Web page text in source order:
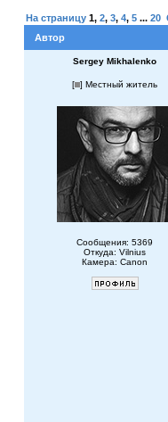
На страницу 1, 2, 3, 4, 5 ... 20
Автор
Sergey Mikhalenko
[ ] Местный житель
Сообщения: 5369
Откуда: Vilnius
Камера: Canon